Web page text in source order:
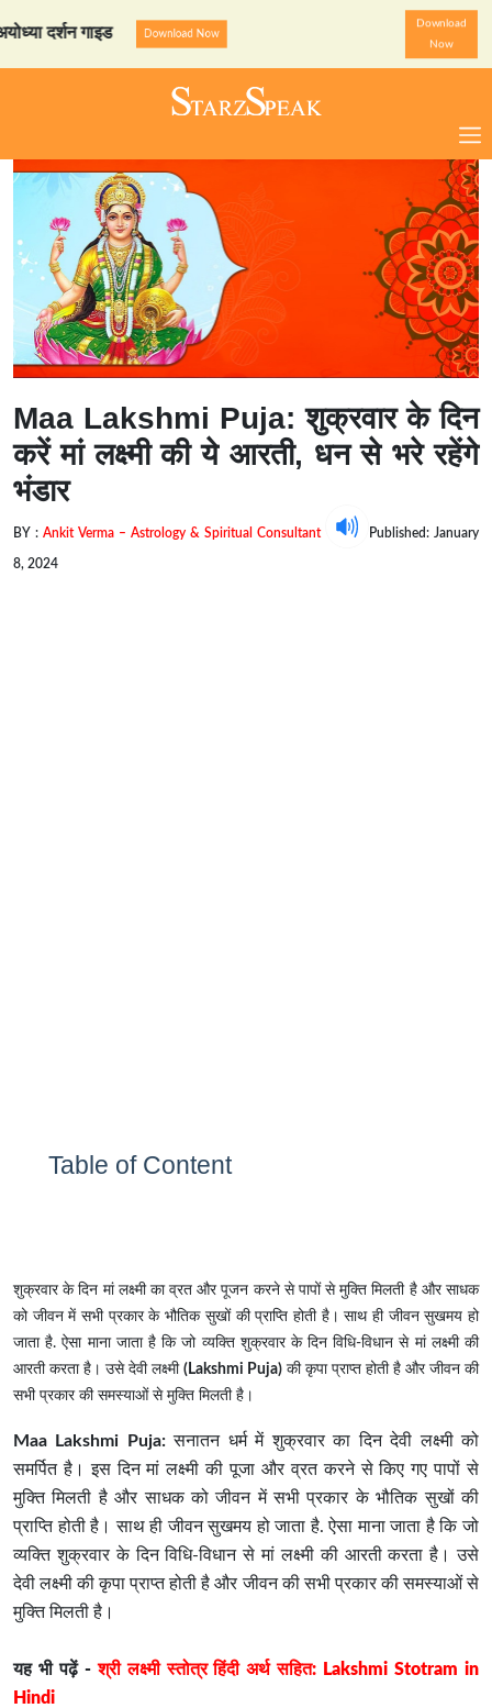
गाइड Download Now StarzSpeak
Download
Now
Maa Lakshmi Puja: शुक्रवार के दिन
करें मां लक्ष्मी की ये आरती, धन से भरे रहेंगे
भंडार
BY : Ankit Verma – Astrology & Spiritual Consultant Published: January
8, 2024
Table of Content
शुक्रवार के दिन मां लक्ष्मी का व्रत और पूजन करने से पापों से मुक्ति मिलती है और साधक
को जीवन में सभी प्रकार के भौतिक सुखों की प्राप्ति होती है। साथ ही जीवन सुखमय हो
जाता है. ऐसा माना जाता है कि जो व्यक्ति शुक्रवार के दिन विधि-विधान से मां लक्ष्मी की
आरती करता है। उसे देवी लक्ष्मी (Lakshmi Puja) की कृपा प्राप्त होती है और जीवन की
सभी प्रकार की समस्याओं से मुक्ति मिलती है।
Maa Lakshmi Puja:सनातन धर्म में शुक्रवार का दिन देवी लक्ष्मी को
समर्पित है। इस दिन मां लक्ष्मी की पूजा और व्रत करने से किए गए पापों से
मुक्ति मिलती है और साधक को जीवन में सभी प्रकार के भौतिक सुखों की
प्राप्ति होती है। साथ ही जीवन सुखमय हो जाता है. ऐसा माना जाता है कि जो
व्यक्ति शुक्रवार के दिन विधि-विधान से मां लक्ष्मी की आरती करता है। उसे
देवी लक्ष्मी की कृपा प्राप्त होती है और जीवन की सभी प्रकार की समस्याओं से
मुक्ति मिलती है।
यह भी पढ़ें -श्री लक्ष्मी स्तोत्र हिंदी अर्थ सहित: Lakshmi Stotram in
Hindi